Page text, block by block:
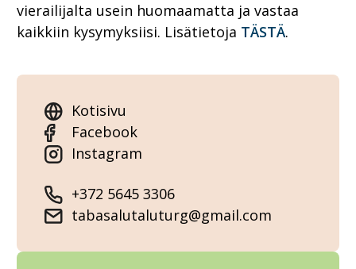
vierailijalta usein huomaamatta ja vastaa
kaikkiin kysymyksiisi. Lisätietoja TÄSTÄ.
Kotisivu
Facebook
Instagram
+372 5645 3306
tabasalutaluturg@gmail.com